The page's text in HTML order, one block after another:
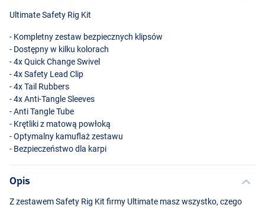
Ultimate Safety Rig Kit
- Kompletny zestaw bezpiecznych klipsów
- Dostępny w kilku kolorach
- 4x Quick Change Swivel
- 4x Safety Lead Clip
- 4x Tail Rubbers
- 4x Anti-Tangle Sleeves
- Anti Tangle Tube
- Krętliki z matową powłoką
- Optymalny kamuflaż zestawu
- Bezpieczeństwo dla karpi
Opis
Z zestawem Safety Rig Kit firmy Ultimate masz wszystko, czego